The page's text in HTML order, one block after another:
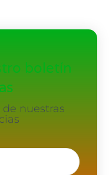
boletín
nuestras